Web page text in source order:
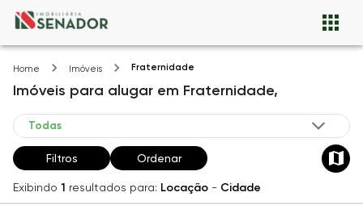
Home Imóveis Fraternidade
Imóveis para alugar em Fraternidade,
Filtros Ordenar
Exibindo 1 resultados para: Locação - Cidade